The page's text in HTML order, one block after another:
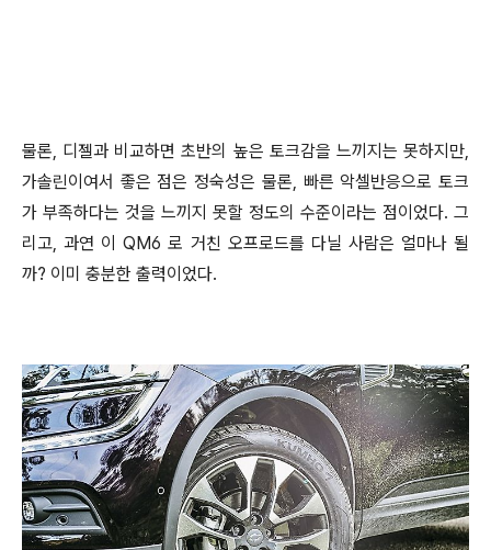
물론, 디젤과 비교하면 초반의 높은 토크감을 느끼지는 못하지만,
가솔린이여서 좋은 점은 정숙성은 물론, 빠른 악셀반응으로 토크
가 부족하다는 것을 느끼지 못할 정도의 수준이라는 점이었다. 그
리고, 과연 이 QM6 로 거친 오프로드를 다닐 사람은 얼마나 될
까? 이미 충분한 출력이었다.